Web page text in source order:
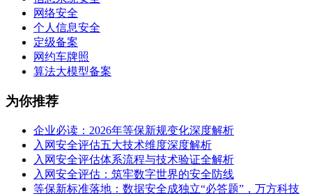
网络安全
个人信息安全
定级备案
网约车牌照
算法大模型备案
为你推荐
企业必读：2026年等保新规变化深度解析
入网安全评估五大技术维度深度解析
入网安全评估体系流程与技术验证全解析
入网安全评估：筑牢数字世界的安全防线
等保新标准落地：数据安全成独立“必答题”，万方科技